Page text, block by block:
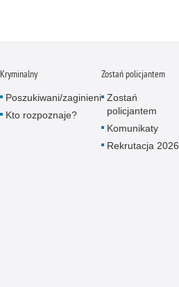
Kryminalny
Poszukiwani/zaginieni
Kto rozpoznaje?
Zostań policjantem
Zostań
policjantem
Komunikaty
Rekrutacja 2026